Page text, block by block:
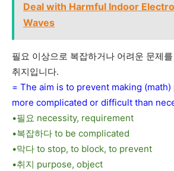
Deal with Harmful Indoor
Waves
필요 이상으로 복잡하거나 어려운 문제
취지입니다.
= The aim is to prevent making
more complicated or difficult than
•필요 necessity, requirement
•복잡하다 to be complicated
•막다 to stop, to block, to prevent
•취지 purpose, object